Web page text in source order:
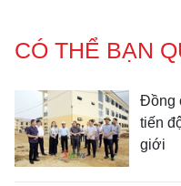
CÓ THỂ BẠN
Đồng
tiến
giới